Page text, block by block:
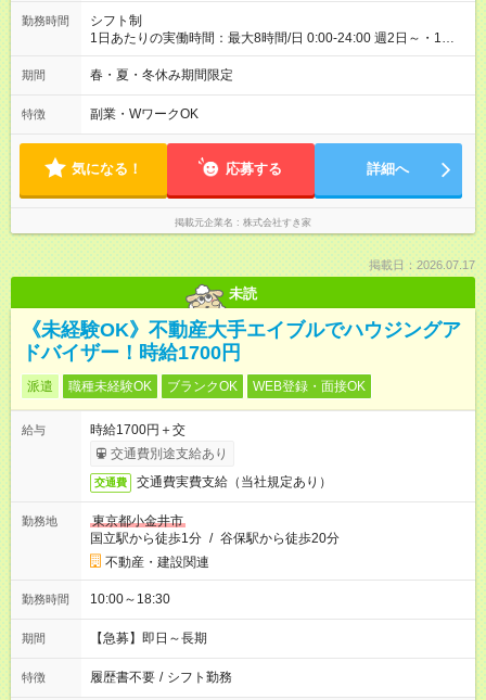
勤務時間
シフト制
1日あたりの実働時間：最大8時間/日 0:00-24:00 週2日～・1日
2h～OK ＜シフト例＞ 〇朝帯 5:00-9:00 〇昼帯 9:00-14:00 〇午
後帯 14:00-18:00 〇夜帯 18:00-22:00 〇深夜帯 22:00-翌5:00 基
ます♪
期間 春・夏・冬休み期間限定
特徴 副業・WワークOK
気になる！ 応募する 詳細へ
掲載元企業名 株式会社すき家
掲載日：2026.07.17
未読
《未経験OK》不動産大手エイブルでハウジングア
ドバイザー！時給1700円
派遣 職種未経験OK ブランクOK WEB登録・面接OK
給与
時給1700円＋交
交通費別途支給あり
交通費 交通費実費支給（当社規定あり）
勤務地
東京都小金井市
国立駅から徒歩1分 / 谷保駅から徒歩20分
不動産・建設関連
勤務時間 10:00～18:30
期間 【急募】即日～長期
特徴 履歴書不要 / シフト勤務